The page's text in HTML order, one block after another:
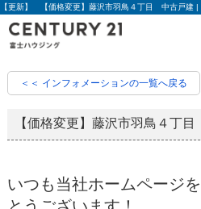
＜＜ インフォメーションの一覧へ戻る
【価格変更】藤沢市羽鳥４丁
いつも当社ホームページ
とうございます！